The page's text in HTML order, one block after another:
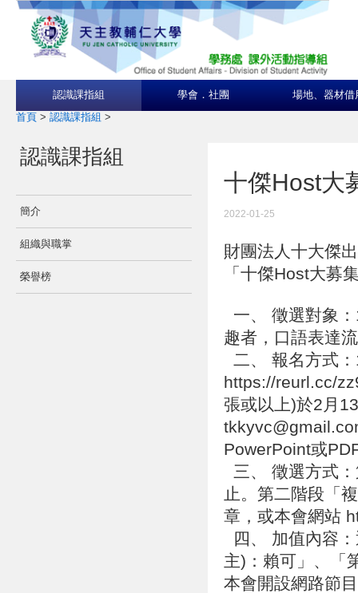
認識課指組 學會．社團 場地、器材借
首頁 > 認識課指組 >
認識課指組
簡介
組織與職掌
榮譽榜
十傑Host大
2022-01-25
財團法人十大傑
「十傑Host大募
一、 徵選對象
趣者，口語表達
二、 報名方式
https://reurl.cc/
張或以上)於2月
PowerPoint或
三、 徵選方式
止。第二階段「
章，或本會網站
四、 加值內容
主)：賴可」、「
本會開設網路節